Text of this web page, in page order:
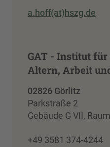
a.hoff(at)hszg.de
GAT - Institut für
Altern, Arbeit
02826 Görlitz
Parkstraße 2
Gebäude G VII, Raum
+49 3581 374-4244